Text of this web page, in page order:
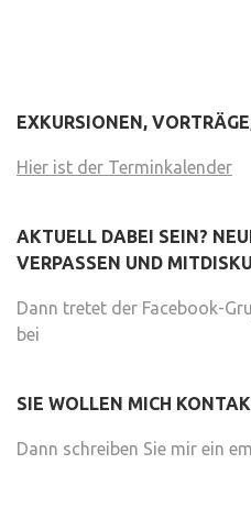
EXKURSIONEN,
Hier ist der Terminkalender
AKTUELL DABEI SEIN?
VERPASSEN UND
Dann tretet der Facebook-
bei
SIE WOLLEN MICH
Dann schreiben Sie mir ein